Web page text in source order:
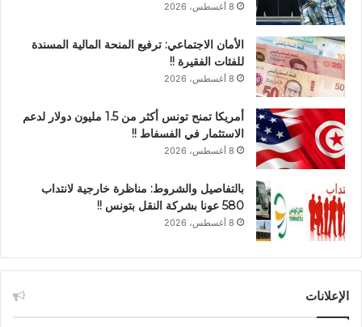
8 أغسطس، 2026
الأمان الاجتماعي: ترفيع المنحة المالية المسندة
للفئات الفقيرة !!
8 أغسطس، 2026
أمريكا تمنح تونس أكثر من 1.5 مليون دولار لدعم
الاستثمار في الفسفاط !!
8 أغسطس، 2026
بالتفاصيل والشروط: مناظرة خارجية لانتداب
580 عونا بشركة النقل بتونس !!
8 أغسطس، 2026
الإعلانات